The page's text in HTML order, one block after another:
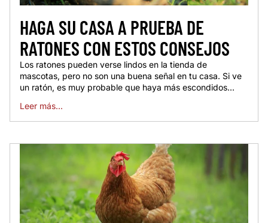
HAGA SU CASA A PRUEBA DE
RATONES CON ESTOS CONSEJOS
Los ratones pueden verse lindos en la tienda de
mascotas, pero no son una buena señal en tu casa. Si ve
un ratón, es muy probable que haya más escondidos...
Leer más...